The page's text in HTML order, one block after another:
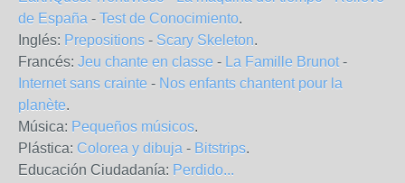
de España - Test de Conocimiento.
Inglés: Prepositions - Scary Skeleton.
Francés: Jeu chante en classe - La Famille Brunot-
Internet sans crainte - Nos enfants chantent pour la
planète.
Música: Pequeños músicos.
Plástica: Colorea y dibuja - Bitstrips.
Educación Ciudadanía: Perdido...